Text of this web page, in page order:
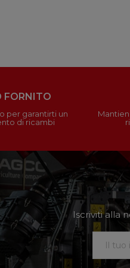
FORNITO
per garantirti un
di ricambi
Iscriviti alla